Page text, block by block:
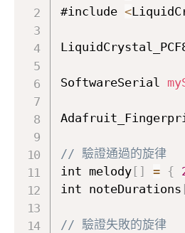
#include <
SoftwareSerial
// 驗證通過的旋律
int melody[ ] = {
int noteDurations
// 驗證失敗的旋律